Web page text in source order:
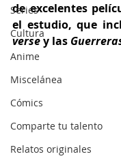
Series
Cultura
Anime
Miscelánea
Cómics
Comparte tu talento
Relatos originales
de excelentes
el estudio, que
verse y las